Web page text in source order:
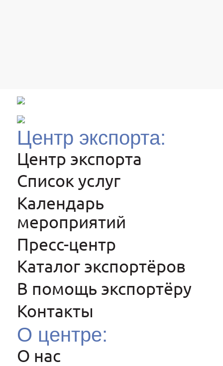
Центр экспорта:
Центр экспорта
Список услуг
Календарь
мероприятий
Пресс-центр
Каталог экспортёров
В помощь экспортёру
Контакты
О центре:
О нас